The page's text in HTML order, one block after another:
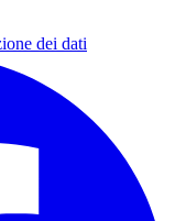
dei dati